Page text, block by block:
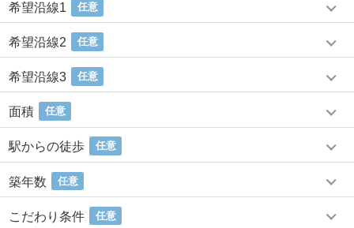
希望沿線1 任意
希望沿線2 任意
希望沿線3 任意
面積 任意
駅からの徒歩 任意
築年数 任意
こだわり条件 任意